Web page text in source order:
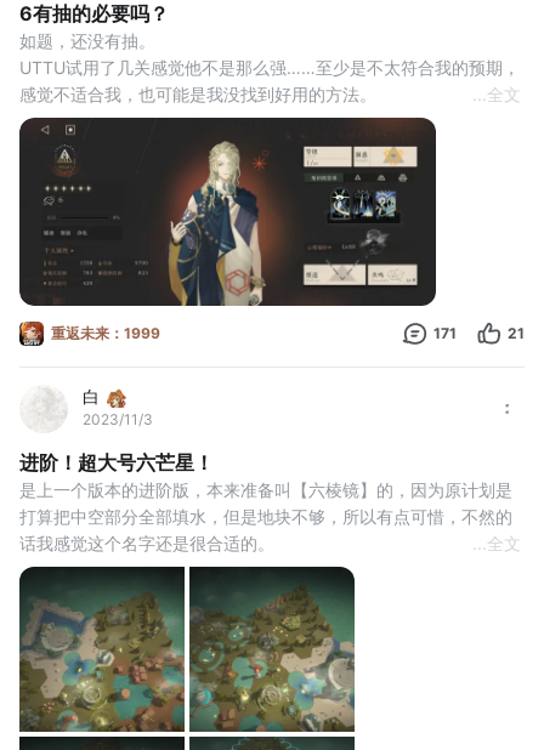
6有抽的必要吗？
如题，还没有抽。
UTTU试用了几关感觉他不是那么强……至少是不太符合我的预期，
感觉不适合我，也可能是我没找到好用的方法。
勿喷，并没有去看任何有关6的帖子，只是单纯想问问用过的大家。
本人还有30抽就大保底，活动期间攒到不是问题，但我是应该去保
6还是屯着期待下一期？
二编:看大家的建议，目前是偏向于去抽的……我会尽可能分析所有
人的建议！并且每位都会回复！！所以佬多来点！！！🥺🥺#重返未
来1.4新主线征集活动
全文
重返未来：1999 171 21
白
2023/11/3
进阶！超大号六芒星！
是上一个版本的进阶版，本来准备叫【六棱镜】的，因为原计划是
打算把中空部分全部填水，但是地块不够，所以有点可惜，不然的
话我感觉这个名字还是很合适的。
我很喜欢的一部分是那个由河流组成的无限符号，不过感觉没能驾
驭的了，有点破坏整体的和谐，也许以后会有更好的摆放方法。
最后一张是过程图，希望大家能够喜欢！#重返未来1.4新主线征集
活动
全文